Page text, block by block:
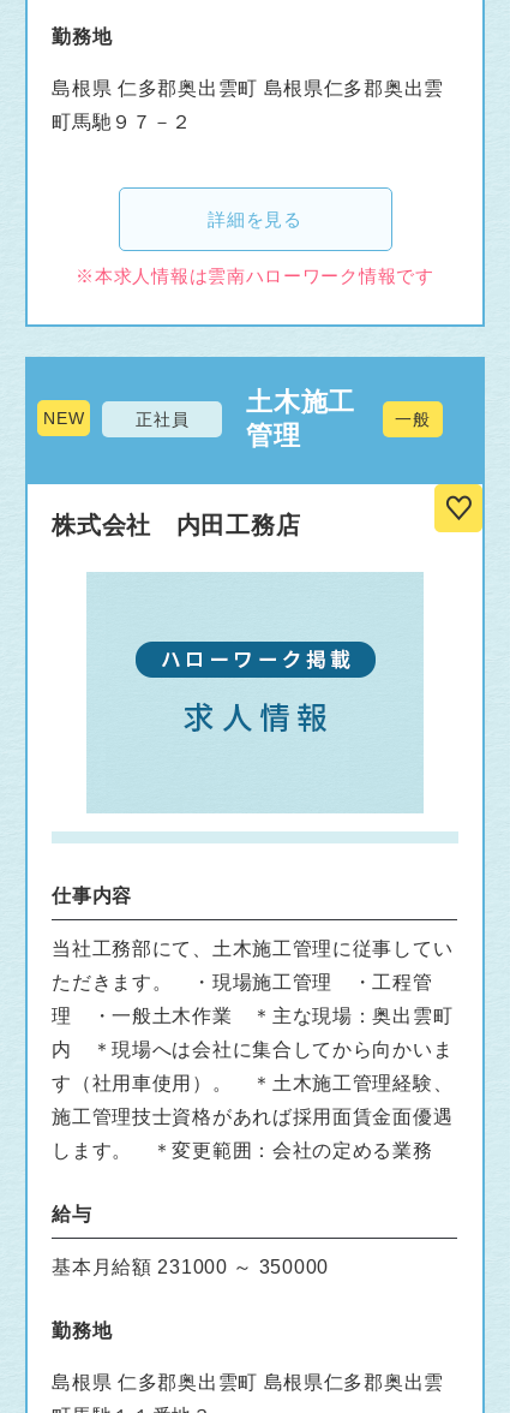
勤務地
島根県 仁多郡奥出雲町 島根県仁多郡奥出雲
町馬馳９７－２
詳細を見る
※本求人情報は雲南ハローワーク情報です
NEW 正社員
土木施工
管理
一般
株式会社 内田工務店
仕事内容
当社工務部にて、土木施工管理に従事してい
ただきます。 ・現場施工管理 ・工程管
理 ・一般土木作業 ＊主な現場：奥出雲町
内 ＊現場へは会社に集合してから向かいま
す（社用車使用）。 ＊土木施工管理経験、
施工管理技士資格があれば採用面賃金面優遇
します。 ＊変更範囲：会社の定める業務
給与
基本月給額 231000 ～ 350000
勤務地
島根県 仁多郡奥出雲町 島根県仁多郡奥出雲